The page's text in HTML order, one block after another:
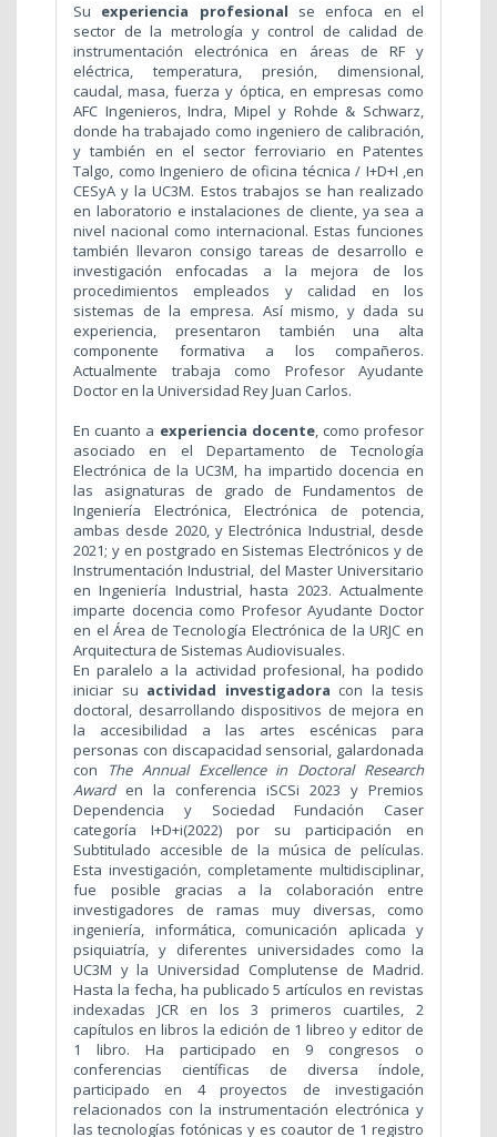
Su experiencia profesional se enfoca en el
sector de la metrología y control de calidad de
instrumentación electrónica en áreas de RF y
eléctrica, temperatura, presión, dimensional,
caudal, masa, fuerza y óptica, en empresas como
AFC Ingenieros, Indra, Mipel y Rohde & Schwarz,
donde ha trabajado como ingeniero de calibración,
y también en el sector ferroviario en Patentes
Talgo, como Ingeniero de oficina técnica / I+D+I ,en
CESyA y la UC3M. Estos trabajos se han realizado
en laboratorio e instalaciones de cliente, ya sea a
nivel nacional como internacional. Estas funciones
también llevaron consigo tareas de desarrollo e
investigación enfocadas a la mejora de los
procedimientos empleados y calidad en los
sistemas de la empresa. Así mismo, y dada su
experiencia, presentaron también una alta
componente formativa a los compañeros.
Actualmente trabaja como Profesor Ayudante
Doctor en la Universidad Rey Juan Carlos.
En cuanto a experiencia docente, como profesor
asociado en el Departamento de Tecnología
Electrónica de la UC3M, ha impartido docencia en
las asignaturas de grado de Fundamentos de
Ingeniería Electrónica, Electrónica de potencia,
ambas desde 2020, y Electrónica Industrial, desde
2021; y en postgrado en Sistemas Electrónicos y de
Instrumentación Industrial, del Master Universitario
en Ingeniería Industrial, hasta 2023. Actualmente
imparte docencia como Profesor Ayudante Doctor
en el Área de Tecnología Electrónica de la URJC en
Arquitectura de Sistemas Audiovisuales.
En paralelo a la actividad profesional, ha podido
iniciar su actividad investigadora con la tesis
doctoral, desarrollando dispositivos de mejora en
la accesibilidad a las artes escénicas para
personas con discapacidad sensorial, galardonada
con
The Annual Excellence in Doctoral Research
Awarden la conferencia iSCSi 2023 y Premios
Dependencia y Sociedad Fundación Caser
categoría I+D+i(2022) por su participación en
Subtitulado accesible de la música de películas.
Esta investigación, completamente multidisciplinar,
fue posible gracias a la colaboración entre
investigadores de ramas muy diversas, como
ingeniería, informática, comunicación aplicada y
psiquiatría, y diferentes universidades como la
UC3M y la Universidad Complutense de Madrid.
Hasta la fecha, ha publicado 5 artículos en revistas
indexadas JCR en los 3 primeros cuartiles, 2
capítulos en libros la edición de 1 libreo y editor de
1 libro. Ha participado en 9 congresos o
conferencias científicas de diversa índole,
participado en 4 proyectos de investigación
relacionados con la instrumentación electrónica y
las tecnologías fotónicas y es coautor de 1 registro